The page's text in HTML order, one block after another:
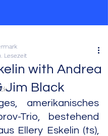
with Andrea
Jim Black
Lesezeit
amerikanisches
Trio, bestehend
Ellery Eskelin (ts),